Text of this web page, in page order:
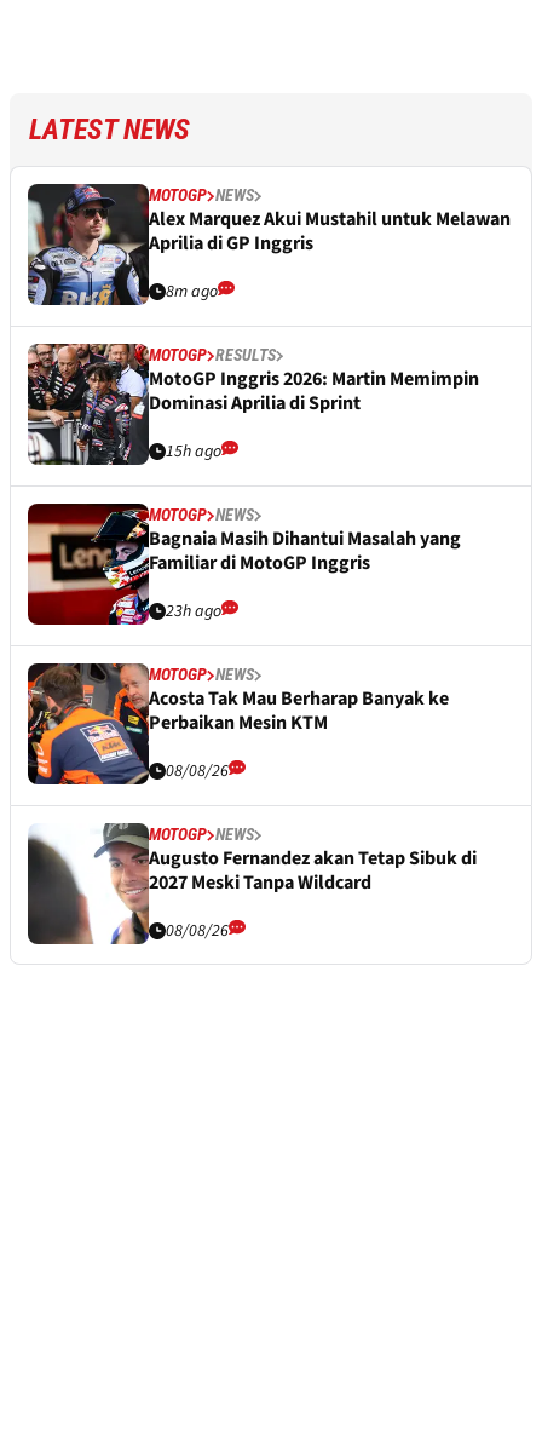
LATEST NEWS
MOTOGP NEWS
Alex Marquez Akui Mustahil untuk Melawan
Aprilia di GP Inggris
8m ago
MOTOGP RESULTS
MotoGP Inggris 2026: Martin Memimpin
Dominasi Aprilia di Sprint
15h ago
MOTOGP NEWS
Bagnaia Masih Dihantui Masalah yang
Familiar di MotoGP Inggris
23h ago
MOTOGP NEWS
Acosta Tak Mau Berharap Banyak ke
Perbaikan Mesin KTM
08/08/26
MOTOGP NEWS
Augusto Fernandez akan Tetap Sibuk di
2027 Meski Tanpa Wildcard
08/08/26